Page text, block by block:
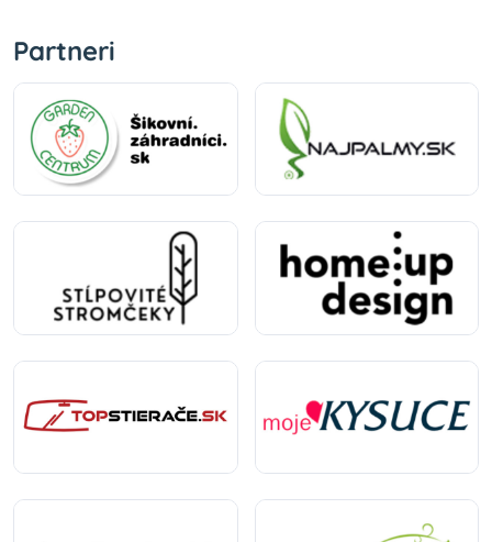
Partneri